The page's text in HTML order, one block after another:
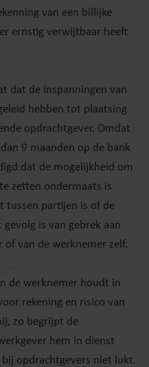
van een billijke
ernstig verwijtbaar heeft
dat de inspanningen van
hebben tot plaatsing
opdrachtgever. Omdat
9 maanden op de bank
dat de mogelijkheid om
zetten ondermaats is
tussen partijen is of de
is van gebrek aan
of van de werknemer zelf.
de werknemer houdt in
rekening en risico van
zo begrijpt de
hem in dienst
opdrachtgevers niet lukt.